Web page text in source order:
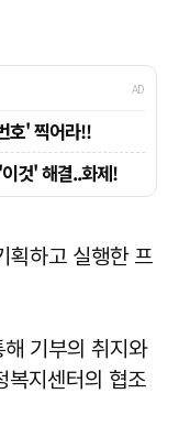
획하고 실행한 프
기부의 취지와
복지센터의 협조